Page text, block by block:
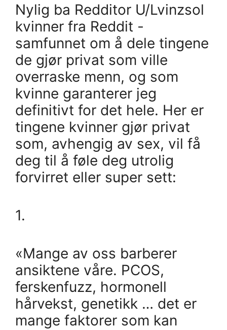
Nylig ba Redditor U/Lvinzsol
kvinner fra Reddit -
samfunnet om å dele tingene
de gjør privat som ville
overraske menn, og som
kvinne garanterer jeg
definitivt for det hele. Her er
tingene kvinner gjør privat
som, avhengig av sex, vil få
deg til å føle deg utrolig
forvirret eller super sett:
1.
«Mange av oss barberer
ansiktene våre. PCOS,
ferskenfuzz, hormonell
hårvekst, genetikk … det er
mange faktorer som kan